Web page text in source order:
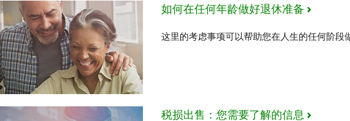
如何在任何年龄做好退休准备
这里的考虑事项可以帮助您在人生的任何阶段
税损出售：您需要了解的信息